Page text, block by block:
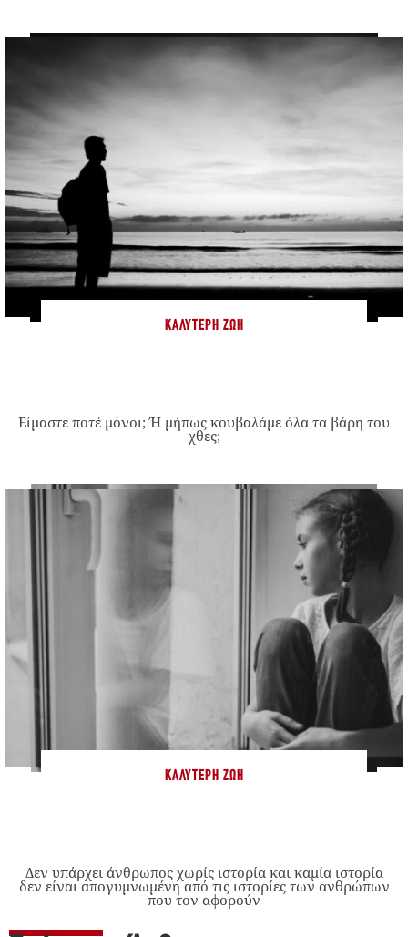
ΚΑΛΎΤΕΡΗ ΖΩΉ
Είμαστε ποτέ μόνοι; Ή μήπως κουβαλάμε όλα τα βάρη του
χθες;
ΚΑΛΎΤΕΡΗ ΖΩΉ
Δεν υπάρχει άνθρωπος χωρίς ιστορία και καμία ιστορία
δεν είναι απογυμνωμένη από τις ιστορίες των ανθρώπων
που τον αφορούν